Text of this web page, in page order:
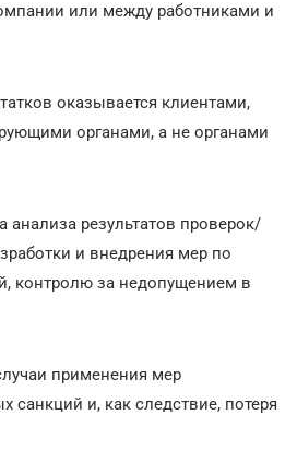
или между работниками и
оказывается клиентами,
органами, а не органами
анализа результатов проверок/
и внедрения мер по
контролю за недопущением в
применения мер
санкций и, как следствие, потеря